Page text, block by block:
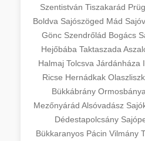
Szentistván Tiszakarád
Boldva Sajószöged Mád
Gönc Szendrőlád Bogács
Hejőbába Taktaszada
Halmaj Tolcsva Járdánháza
Ricse Hernádkak
Bükkábrány Ormosbánya
Mezőnyárád Alsóvadász
Dédestapolcsány
Bükkaranyos Pácin Vilmány